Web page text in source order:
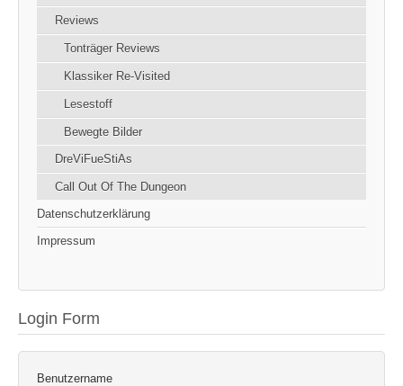
Reviews
Tonträger Reviews
Klassiker Re-Visited
Lesestoff
Bewegte Bilder
DreViFueStiAs
Call Out Of The Dungeon
Datenschutzerklärung
Impressum
Login Form
Benutzername